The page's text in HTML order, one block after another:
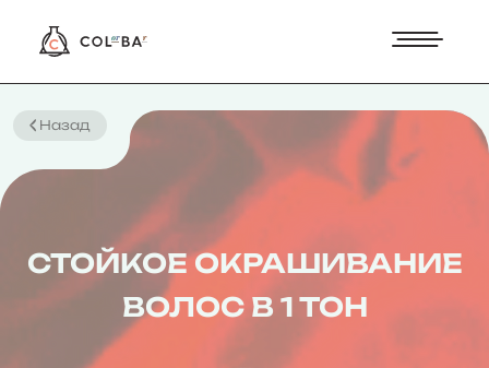
СТОЙКОЕ ОКРАШИВАНИЕ
ВОЛОС В 1 ТОН
Назад